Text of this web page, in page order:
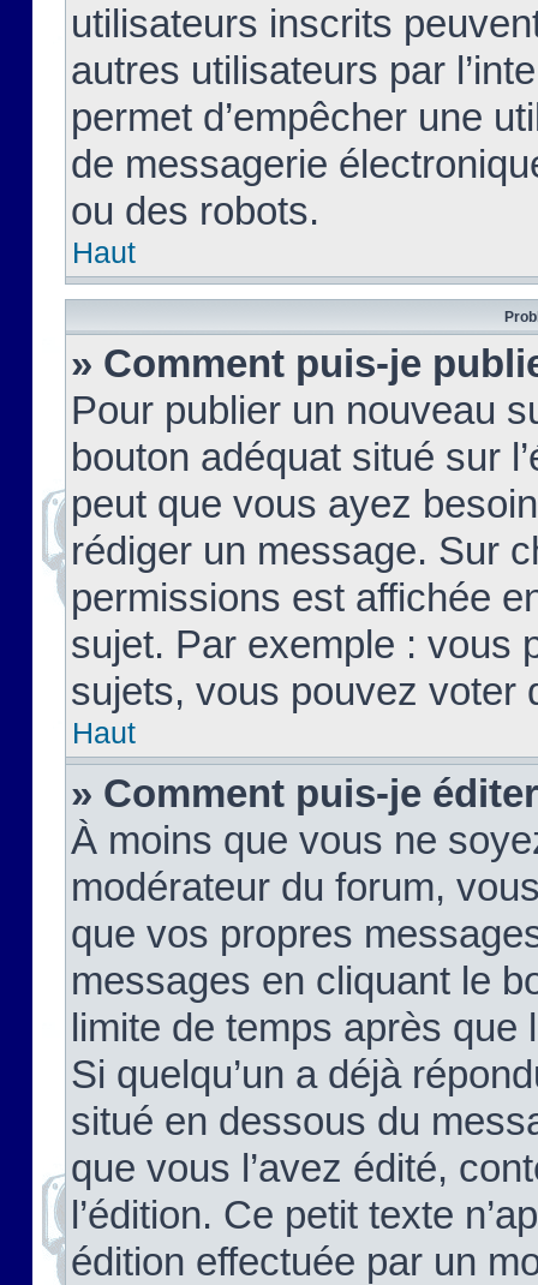
utilisateurs inscrits
autres utilisateurs par
permet d’empêcher une
de messagerie
ou des robots.
Haut
» Comment puis-je
Pour publier un nouveau
bouton adéquat situé sur
peut que vous ayez
rédiger un message. Sur
permissions est affichée
sujet. Par exemple : vous
sujets, vous pouvez voter
Haut
» Comment puis-je
À moins que vous ne
modérateur du forum,
que vos propres
messages en cliquant le
limite de temps après que
Si quelqu’un a déjà
situé en dessous du
que vous l’avez édité,
l’édition. Ce petit texte
édition effectuée par un